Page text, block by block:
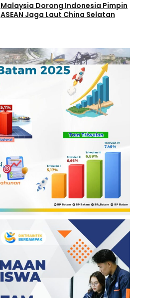
Malaysia Dorong Indonesia Pimpin
ASEAN Jaga Laut China Selatan